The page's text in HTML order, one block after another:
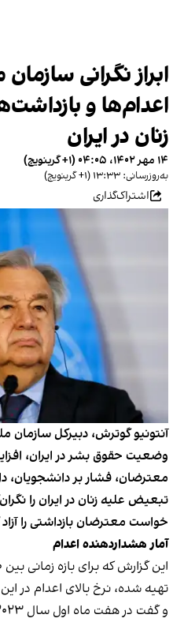
ابراز نگرانی
اعدام‌ها و
زنان در ایران
۱۴ مهر ۱۴۰۲، ۰۴:۰۵ (‎+۱ گرینویچ)
به‌روزرسانی: ۱۳:۳۳ (‎+۱ گرینویچ)
اشتراک‌گذاری
آنتونیو گوترش، دبیرکل سازمان
وضعیت حقوق بشر در ایران،
معترضان، فشار بر دانشجویان،
تبعیض علیه زنان در ایران را
خواست معترضان بازداشتی را
آمار هشداردهنده اعدام
تهیه شده، نرخ بالای اعدام در